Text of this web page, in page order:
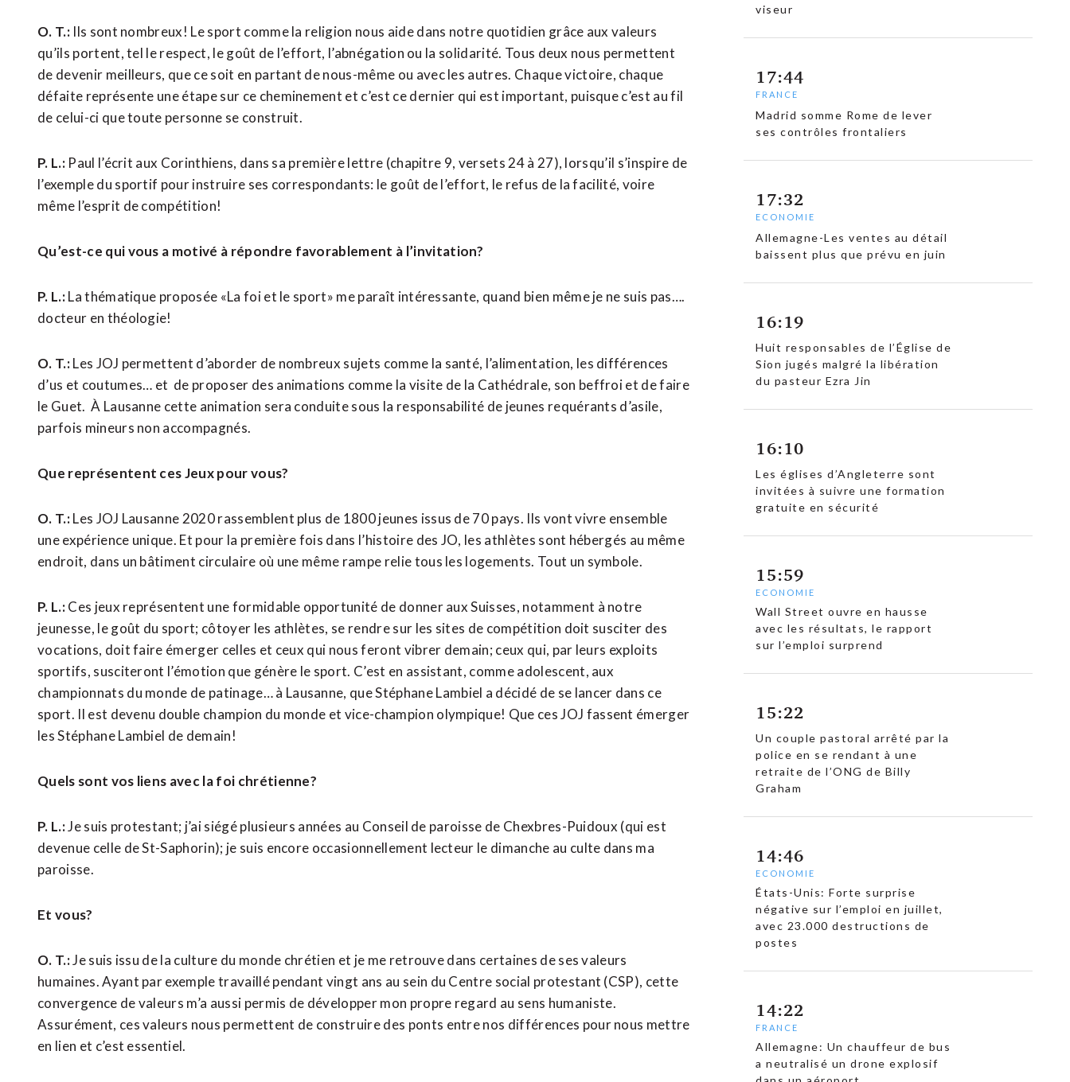
O. T.: Ils sont nombreux! Le sport comme la religion nous aide dans notre quotidien grâce aux valeurs
qu’ils portent, tel le respect, le goût de l’effort, l’abnégation ou la solidarité. Tous deux nous permettent
de devenir meilleurs, que ce soit en partant de nous-même ou avec les autres. Chaque victoire, chaque
défaite représente une étape sur ce cheminement et c’est ce dernier qui est important, puisque c’est au fil
de celui-ci que toute personne se construit.
P. L.: Paul l’écrit aux Corinthiens, dans sa première lettre (chapitre 9, versets 24 à 27), lorsqu’il s’inspire de
l’exemple du sportif pour instruire ses correspondants: le goût de l’effort, le refus de la facilité, voire
même l’esprit de compétition!
Qu’est-ce qui vous a motivé à répondre favorablement à l’invitation?
P. L.:La thématique proposée «La foi et le sport» me paraît intéressante, quand bien même je ne suis pas….
docteur en théologie!
O. T.:Les JOJ permettent d’aborder de nombreux sujets comme la santé, l’alimentation, les différences
d’us et coutumes… et de proposer des animations comme la visite de la Cathédrale, son beffroi et de faire
le Guet. À Lausanne cette animation sera conduite sous la responsabilité de jeunes requérants d’asile,
parfois mineurs non accompagnés.
Que représentent ces Jeux pour vous?
O. T.:Les JOJ Lausanne 2020 rassemblent plus de 1800 jeunes issus de 70 pays. Ils vont vivre ensemble
une expérience unique. Et pour la première fois dans l’histoire des JO, les athlètes sont hébergés au même
endroit, dans un bâtiment circulaire où une même rampe relie tous les logements. Tout un symbole.
P. L.:Ces jeux représentent une formidable opportunité de donner aux Suisses, notamment à notre
jeunesse, le goût du sport; côtoyer les athlètes, se rendre sur les sites de compétition doit susciter des
vocations, doit faire émerger celles et ceux qui nous feront vibrer demain; ceux qui, par leurs exploits
sportifs, susciteront l’émotion que génère le sport. C’est en assistant, comme adolescent, aux
championnats du monde de patinage… à Lausanne, que Stéphane Lambiel a décidé de se lancer dans ce
sport. Il est devenu double champion du monde et vice-champion olympique! Que ces JOJ fassent émerger
les Stéphane Lambiel de demain!
Quels sont vos liens avec la foi chrétienne?
P. L.:Je suis protestant; j’ai siégé plusieurs années au Conseil de paroisse de Chexbres-Puidoux (qui est
devenue celle de St-Saphorin); je suis encore occasionnellement lecteur le dimanche au culte dans ma
paroisse.
Et vous?
O. T.:Je suis issu de la culture du monde chrétien et je me retrouve dans certaines de ses valeurs
humaines. Ayant par exemple travaillé pendant vingt ans au sein du Centre social protestant (CSP), cette
convergence de valeurs m’a aussi permis de développer mon propre regard au sens humaniste.
Assurément, ces valeurs nous permettent de construire des ponts entre nos différences pour nous mettre
en lien et c’est essentiel.
viseur
17:44
FRANCE
Madrid somme Rome de lever
ses contrôles frontaliers
17:32
ECONOMIE
Allemagne-Les ventes au détail
baissent plus que prévu en juin
16:19
Huit responsables de l’Église de
Sion jugés malgré la libération
du pasteur Ezra Jin
16:10
Les églises d’Angleterre sont
invitées à suivre une formation
gratuite en sécurité
15:59
ECONOMIE
Wall Street ouvre en hausse
avec les résultats, le rapport
sur l’emploi surprend
15:22
Un couple pastoral arrêté par la
police en se rendant à une
retraite de l’ONG de Billy
Graham
14:46
ECONOMIE
États-Unis: Forte surprise
négative sur l’emploi en juillet,
avec 23.000 destructions de
postes
14:22
FRANCE
Allemagne: Un chauffeur de bus
a neutralisé un drone explosif